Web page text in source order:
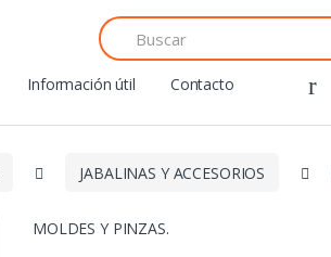
Search
for:
Información útil Contacto
JABALINAS Y ACCESORIOS
MOLDES Y PINZAS.